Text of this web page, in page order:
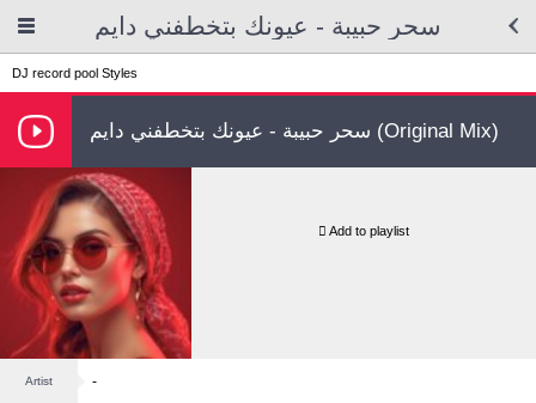
سحر حبيبة - عيونك بتخطفني دايم
DJ record pool Styles
سحر حبيبة - عيونك بتخطفني دايم (Original Mix)
Add to playlist
Artist -